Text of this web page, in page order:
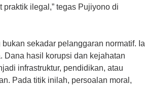
ilegal,” tegas Pujiyono di
sekadar pelanggaran normatif. Ia
Dana hasil korupsi dan kejahatan
infrastruktur, pendidikan, atau
Pada titik inilah, persoalan moral,